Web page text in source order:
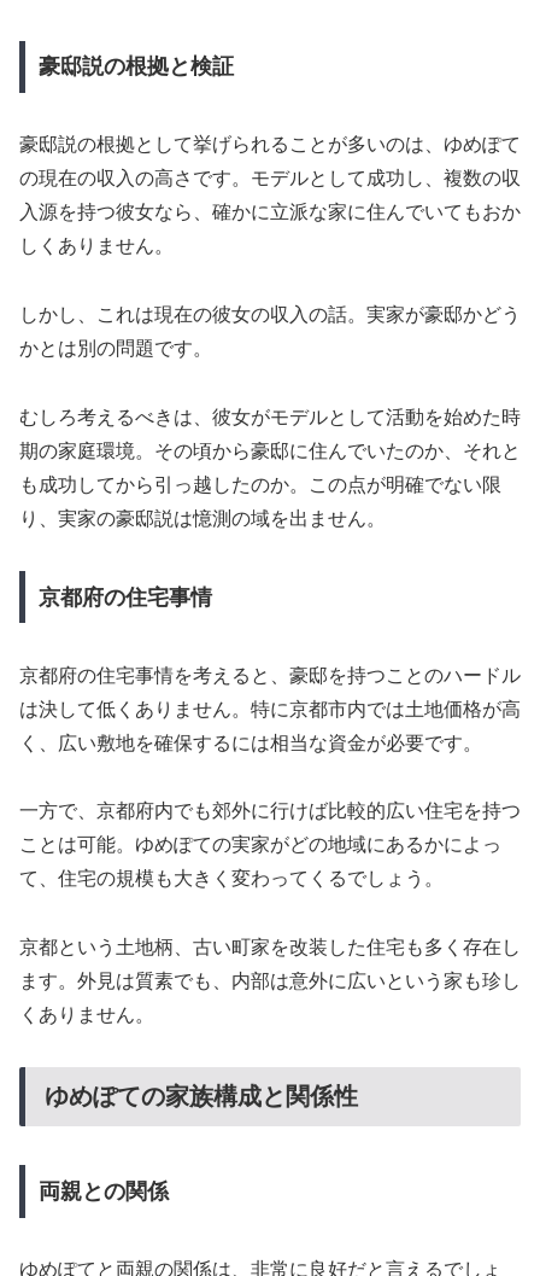
豪邸説の根拠と検証
豪邸説の根拠として挙げられることが多いのは、ゆめぽて
の現在の収入の高さです。モデルとして成功し、複数の収
入源を持つ彼女なら、確かに立派な家に住んでいてもおか
しくありません。
しかし、これは現在の彼女の収入の話。実家が豪邸かどう
かとは別の問題です。
むしろ考えるべきは、彼女がモデルとして活動を始めた時
期の家庭環境。その頃から豪邸に住んでいたのか、それと
も成功してから引っ越したのか。この点が明確でない限
り、実家の豪邸説は憶測の域を出ません。
京都府の住宅事情
京都府の住宅事情を考えると、豪邸を持つことのハードル
は決して低くありません。特に京都市内では土地価格が高
く、広い敷地を確保するには相当な資金が必要です。
一方で、京都府内でも郊外に行けば比較的広い住宅を持つ
ことは可能。ゆめぽての実家がどの地域にあるかによっ
て、住宅の規模も大きく変わってくるでしょう。
京都という土地柄、古い町家を改装した住宅も多く存在し
ます。外見は質素でも、内部は意外に広いという家も珍し
くありません。
ゆめぽての家族構成と関係性
両親との関係
ゆめぽてと両親の関係は、非常に良好だと言えるでしょ